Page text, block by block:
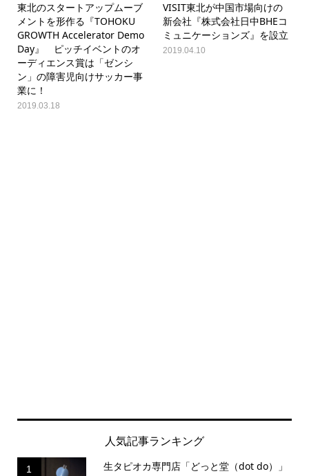
東北のスタートアップムーブ
メントを形作る『TOHOKU
GROWTH Accelerator Demo
Day』 ピッチイベントのオ
ーディエンス賞は「ゼンシ
ン」の障害児向けサッカー事
業に！
2019.03.18
VISIT東北が中国市場向けの
新会社『株式会社日中BHEコ
ミュニケーションズ』を設立
2019.04.10
人気記事ランキング
1
生タピオカ専門店「どっと堂（dot do）」